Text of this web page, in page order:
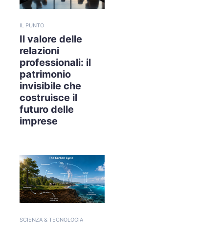
IL PUNTO
Il valore delle
relazioni
professionali: il
patrimonio
invisibile che
costruisce il
futuro delle
imprese
SCIENZA & TECNOLOGIA